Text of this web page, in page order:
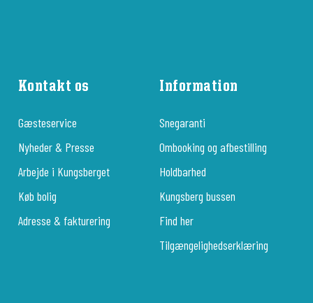
Kontakt os
Gæsteservice
Nyheder & Presse
Arbejde i Kungsberget
Køb bolig
Adresse & fakturering
Information
Snegaranti
Ombooking og afbestilling
Holdbarhed
Kungsberg bussen
Find her
Tilgængelighedserklæring